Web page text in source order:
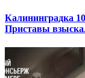
Калининградка
Приставы